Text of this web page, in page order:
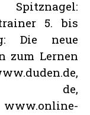
5. bis
Die neue
zum Lernen
de,